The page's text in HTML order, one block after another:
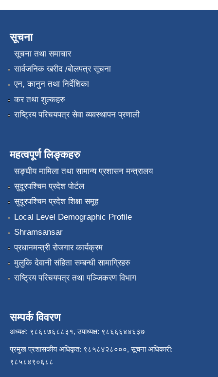
सूचना
सूचना तथा समाचार
सार्वजनिक खरीद /बोलपत्र सूचना
एन, कानुन तथा निर्देशिका
कर तथा शुल्कहरु
राष्ट्रिय परिचयपत्र सेवा व्यवस्थापन प्रणाली
महत्वपूर्ण लिङ्कहरु
सङ्‍घीय मामिला तथा सामान्य प्रशासन मन्त्रालय
सुदूरपश्चिम प्रदेश पोर्टल
सुदूरपश्चिम प्रदेश शिक्षा समूह
Local Level Demographic Profile
Shramsansar
प्रधानमन्त्री रोजगार कार्यक्रम
मुलुकि देवानी संहिता सम्बन्धी सामाग्रिहरु
राष्ट्रिय परिचयपत्र तथा पञ्जिकरण विभाग
सम्पर्क विवरण
अध्यक्ष: ९८६८७६८८३१, उपाध्यक्ष: ९८६६६४४६३७
प्रमुख प्रशासकीय अधिकृत: ९८५८४२८०००, सूचना अधिकारी:
९८५८४९०६८८